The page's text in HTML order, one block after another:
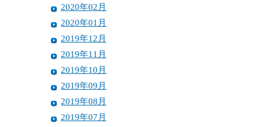
2020年02月
2020年01月
2019年12月
2019年11月
2019年10月
2019年09月
2019年08月
2019年07月